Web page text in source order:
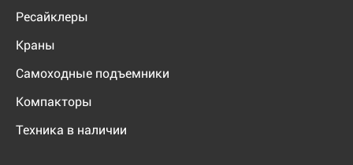
Ресайклеры
Краны
Самоходные подъемники
Компакторы
Техника в наличии